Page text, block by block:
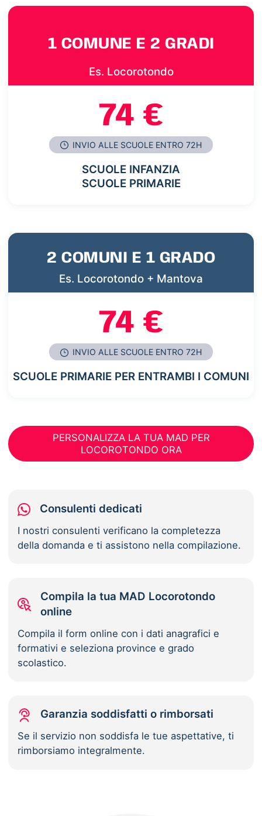
1 COMUNE E 2 GRADI
Es. Locorotondo
74 €
INVIO ALLE SCUOLE ENTRO 72H
SCUOLE INFANZIA
SCUOLE PRIMARIE
2 COMUNI E 1 GRADO
Es. Locorotondo + Mantova
74 €
INVIO ALLE SCUOLE ENTRO 72H
SCUOLE PRIMARIE PER ENTRAMBI I COMUNI
PERSONALIZZA LA TUA MAD PER
LOCOROTONDO ORA
Consulenti dedicati
I nostri consulenti verificano la completezza
della domanda e ti assistono nella compilazione.
Compila la tua MAD Locorotondo
online
Compila il form online con i dati anagrafici e
formativi e seleziona province e grado
scolastico.
Garanzia soddisfatti o rimborsati
Se il servizio non soddisfa le tue aspettative, ti
rimborsiamo integralmente.